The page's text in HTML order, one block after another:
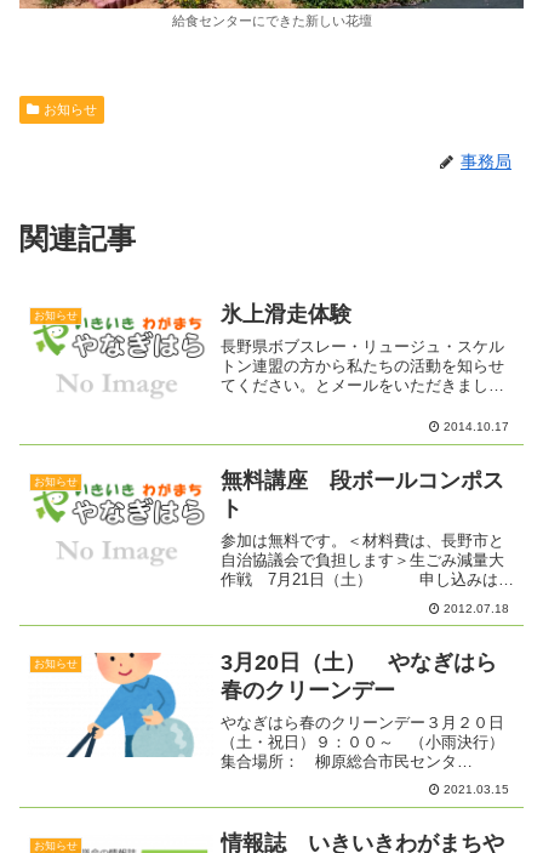
給食センターにできた新しい花壇
お知らせ
事務局
関連記事
お知らせ 氷上滑走体験
長野県ボブスレー・リュージュ・スケル
トン連盟の方から私たちの活動を知らせ
てください。とメールをいただきまし
こちら長野県ボブスレー・リュージュ・
スケルトン連盟
2014.10.17
お知らせ
無料講座 段ボールコンポス
ト
参加は無料です。＜材料費は、長野市と
自治協議会で負担します＞生ごみ減量大
作戦 7月21日（土） 申し込みは
電話 ２１７－２３６５
2012.07.18
お知らせ
3月20日（土） やなぎはら
春のクリーンデー
やなぎはら春のクリーンデー３月２０日
（土・祝日）９：００～ （小雨決行）
集合場所： 柳原総合市民センタ
ー 村山地区の方 村山橋北側
堤防道路持 ち 物： 軍手、火ばさみ（あ
年行われている ...
2021.03.15
お知らせ 情報誌 いきいきわがまちや